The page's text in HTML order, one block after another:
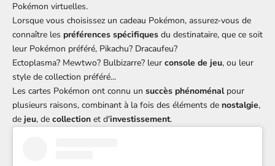
Pokémon virtuelles.
Lorsque vous choisissez un cadeau Pokémon, assurez-vous de
connaître les préférences spécifiques du destinataire, que ce soit
leur Pokémon préféré, Pikachu? Dracaufeu?
Ectoplasma? Mewtwo? Bulbizarre? leur console de jeu, ou leur
style de collection préféré...
Les cartes Pokémon ont connu un succès phénoménalpour
plusieurs raisons, combinant à la fois des éléments de nostalgie,
de jeu, de collection et d'investissement.